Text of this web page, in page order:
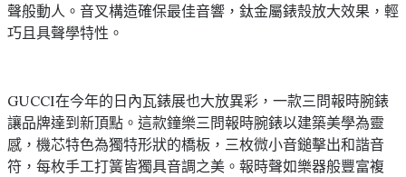
聲般動人。音叉構造確保最佳音響，鈦金屬錶殼放大效果，輕
巧且具聲學特性。
GUCCI在今年的日內瓦錶展也大放異彩，一款三問報時腕錶
讓品牌達到新頂點。這款鐘樂三問報時腕錶以建築美學為靈
感，機芯特色為獨特形狀的橋板，三枚微小音鎚擊出和諧音
符，每枚手工打簧皆獨具音調之美。報時聲如樂器般豐富複